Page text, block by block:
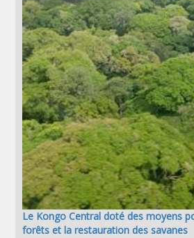
Le Kongo Central doté des moyens
forêts et la restauration des savanes